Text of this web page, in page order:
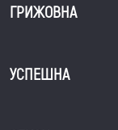
ГРИЖОВНА
УСПЕШНА